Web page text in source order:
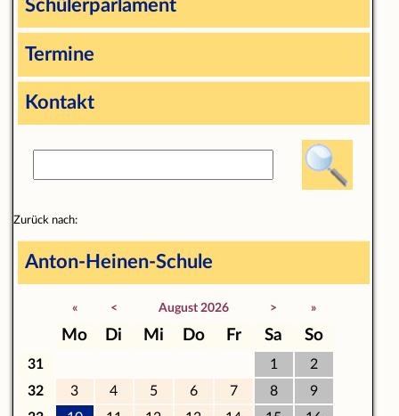
Schülerparlament
Termine
Kontakt
Zurück nach:
Anton-Heinen-Schule